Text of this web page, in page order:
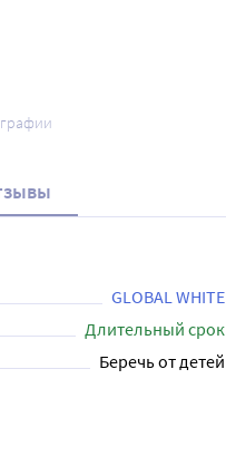
GLOBAL WHITE
Длительный срок
Беречь от детей